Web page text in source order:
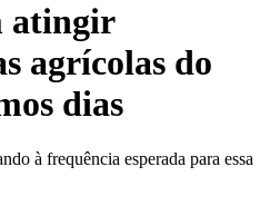
atingir
agrícolas do
dias
à frequência esperada para essa